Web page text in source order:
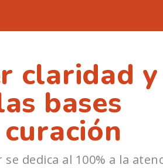
claridad y
bases
dedica al 100% a la